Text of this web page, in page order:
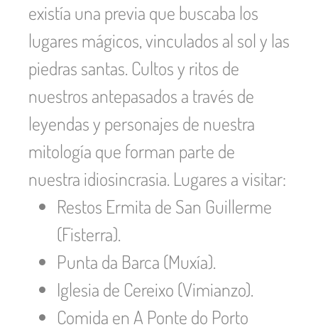
existía una previa que buscaba los
lugares mágicos, vinculados al sol y las
piedras santas. Cultos y ritos de
nuestros antepasados a través de
leyendas y personajes de nuestra
mitología que forman parte de
nuestra idiosincrasia. Lugares a visitar:
Restos Ermita de San Guillerme
(Fisterra).
Punta da Barca (Muxía).
Iglesia de Cereixo (Vimianzo).
Comida en A Ponte do Porto